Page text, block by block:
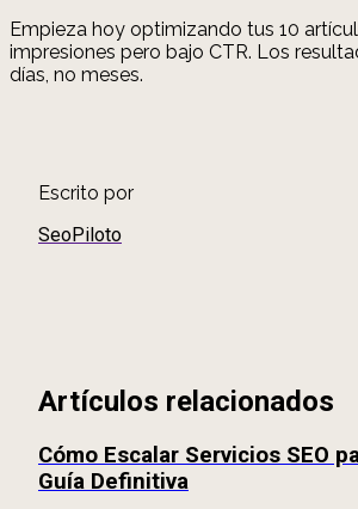
Empieza hoy optimizando tus 10
impresiones pero bajo CTR. Los
días, no meses.
Escrito por
SeoPiloto
Artículos relacionados
Cómo Escalar Servicios SEO
Guía Definitiva